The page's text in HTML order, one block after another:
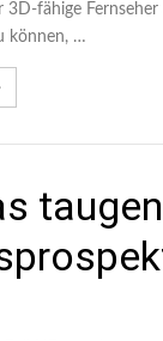
3D-fähige
können, …
taugen